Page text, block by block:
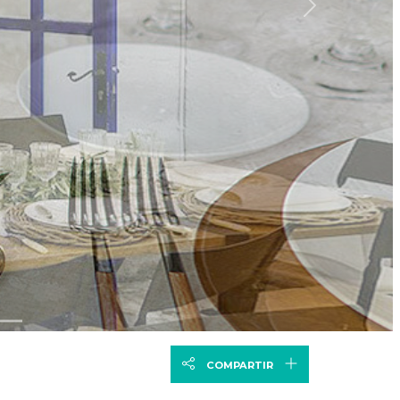
Siguiente
COMPARTIR